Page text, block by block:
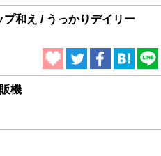
和え / うっかりデイリー
機